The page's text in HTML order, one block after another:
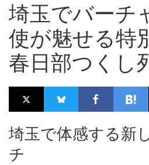
埼玉でバーチ
使が魅せる特
春日部つくし
埼玉で体感する新
チ